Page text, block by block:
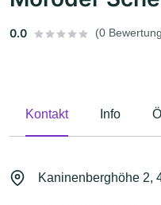
0.0 (0
Kontakt Info
Kaninenberghöhe 2,